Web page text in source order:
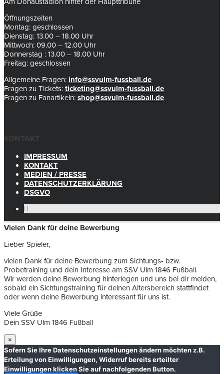
Öffnungszeiten
Montag: geschlossen
Dienstag: 13.00 – 18.00 Uhr
Mittwoch: 09.00 – 12.00 Uhr
Donnerstag : 13.00 – 18.00 Uhr
Freitag: geschlossen
Allgemeine Fragen: info@ssvulm-fussball.de
Fragen zu Tickets: ticketing@ssvulm-fussball.de
Fragen zu Fanartikeln: shop@ssvulm-fussball.de
KONTAKT
IMPRESSUM
KONTAKT
MEDIEN / PRESSE
DATENSCHUTZERKLÄRUNG
DSGVO
Vielen Dank für deine Bewerbung
Lieber Spieler,
vielen Dank für deine Bewerbung zum Sichtungs- bzw.
Probetraining und dein Interesse am SSV Ulm 1846 Fußball.
Wir werden deine Bewerbung hinterlegen und uns bei dir melden,
sobald ein Sichtungstraining für deinen Altersbereich stattfindet
oder wenn deine Bewerbung interessant für uns ist.
Viele Grüße
Dein SSV Ulm 1846 Fußball
×
Sofern Sie Ihre Datenschutzeinstellungen ändern möchten z.B.
Erteilung von Einwilligungen, Widerruf bereits erteilter
Einwilligungen klicken Sie auf nachfolgenden Button.